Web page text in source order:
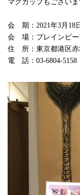
マグカップもござい
会 期：2021年3月18
会 場：プレインピー
住 所：東京都港区
電 話：03-6804-5158